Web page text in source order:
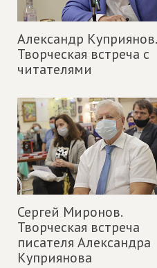
Александр Куприянов.
Творческая встреча с
читателями
Сергей Миронов.
Творческая встреча
писателя Александра
Куприянова